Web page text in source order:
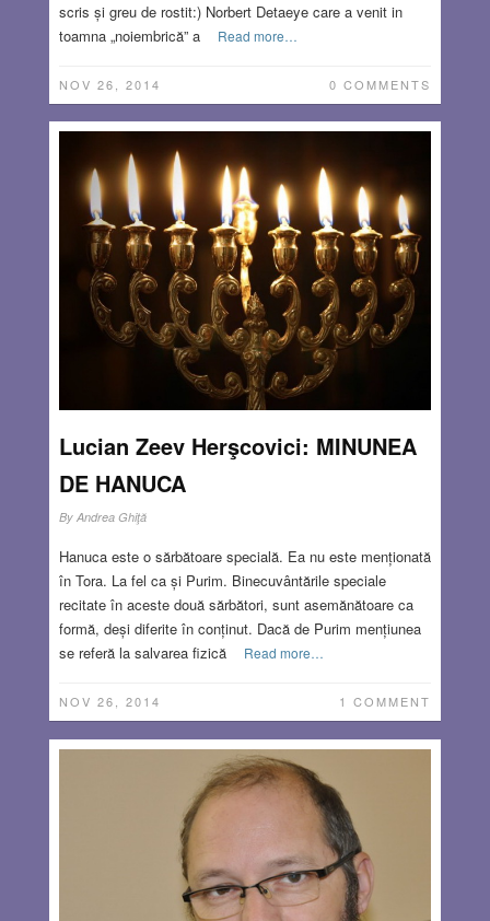
scris și greu de rostit:) Norbert Detaeye care a venit in
toamna „noiembrică” a
Read more…
NOV 26, 2014 0 COMMENTS
Lucian Zeev Herşcovici: MINUNEA
DE HANUCA
By Andrea Ghiţă
Hanuca este o sărbătoare specială. Ea nu este menționată
în Tora. La fel ca și Purim. Binecuvântările speciale
recitate în aceste două sărbători, sunt asemănătoare ca
formă, deși diferite în conținut. Dacă de Purim mențiunea
se referă la salvarea fizică
Read more…
NOV 26, 2014 1 COMMENT